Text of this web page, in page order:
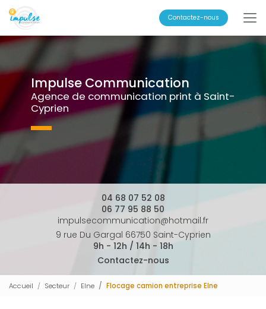
Aller
au
principal
Contactez-nous
Impulse Communication
Agence de communication print à Saint-
Cyprien
04 68 07 52 08
06 77 95 88 50
impulsecommunication@hotmail.fr
9 rue Du Gargal 66750 Saint-Cyprien
9h - 12h / 14h - 18h
Contactez-nous
Accueil Secteur Elne Flocage camion entreprise Elne